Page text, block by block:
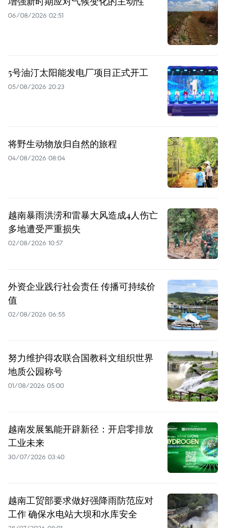
06/08/2026 02:51
5号油汀太阳能发电厂项目正式开工
05/08/2026 20:23
将野生动物放归自然的旅程
04/08/2026 08:04
越南暴雨洪涝和雷暴大风造成4人伤亡
多地遭受严重损失
02/08/2026 10:57
外资企业践行社会责任 传播可持续价
值
02/08/2026 06:55
努力维护得农联合国教科文组织世界
地质公园称号
01/08/2026 05:00
越南发展氢能开辟新径：开启零排放
工业未来
30/07/2026 03:40
越南工贸部要求做好强降雨防范应对
工作 确保水电站大坝和水库安全